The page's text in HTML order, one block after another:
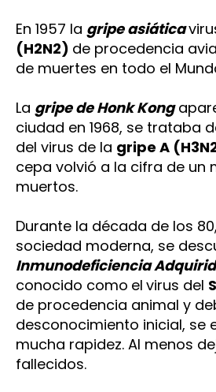
En 1957 la gripe asiática
(H2N2) de procedencia
de muertes en todo el
La gripe de Honk Kong
ciudad en 1968, se trataba
del virus de la gripe A
cepa volvió a la cifra de un
muertos.
Durante la década de los
sociedad moderna, se
Inmunodeficiencia
conocido como el virus del
de procedencia animal y
desconocimiento inicial, se
mucha rapidez. Al menos
fallecidos.